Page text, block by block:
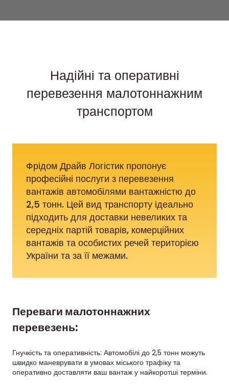
Надійні та оперативні
перевезення малотоннажним
транспортом
Фрідом Драйв Логістик пропонує
професійні послуги з перевезення
вантажів автомобілями вантажністю до
2,5 тонн. Цей вид транспорту ідеально
підходить для доставки невеликих та
середніх партій товарів, комерційних
вантажів та особистих речей територією
України та за її межами.
Переваги малотоннажних
перевезень:
Гнучкість та оперативність: Автомобілі до 2,5 тонн можуть
швидко маневрувати в умовах міського трафіку та
оперативно доставляти ваш вантаж у найкоротші терміни.